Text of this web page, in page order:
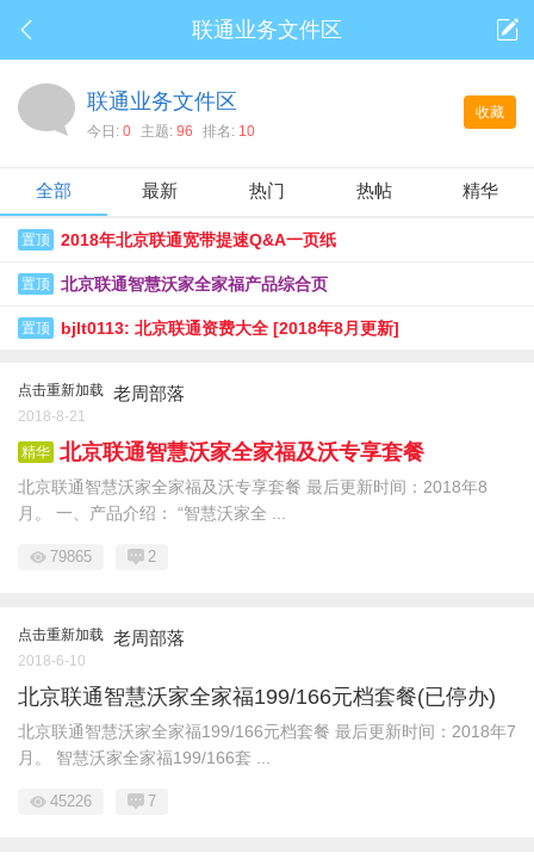
联通业务文件区
收藏
联通业务文件区
今日: 0 主题: 96 排名: 10
全部 最新 热门 热帖 精华
置顶 2018年北京联通宽带提速Q&A一页纸
置顶 北京联通智慧沃家全家福产品综合页
置顶 bjlt0113: 北京联通资费大全 [2018年8月更新]
点击重新加载 老周部落
2018-8-21
精华 北京联通智慧沃家全家福及沃专享套餐
北京联通智慧沃家全家福及沃专享套餐 最后更新时间：2018年8
月。 一、产品介绍： “智慧沃家全 ...
79865 2
点击重新加载 老周部落
2018-6-10
北京联通智慧沃家全家福199/166元档套餐(已停办)
北京联通智慧沃家全家福199/166元档套餐 最后更新时间：2018年7
月。 智慧沃家全家福199/166套 ...
45226 7